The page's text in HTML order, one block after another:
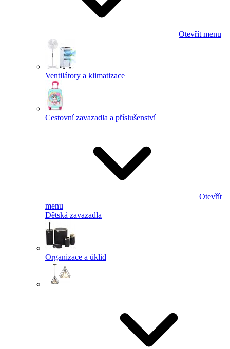
Otevřít menu
Ventilátory a klimatizace
Cestovní zavazadla a příslušenství
Otevřít
menu
Dětská zavazadla
Organizace a úklid